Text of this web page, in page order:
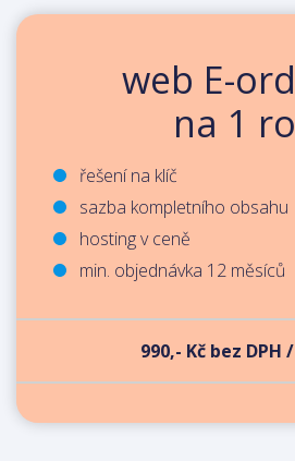
web E-
na 1
řešení na klíč
sazba kompletního obsahu
hosting v ceně
min. objednávka 12 měsíců
990,- Kč bez DPH